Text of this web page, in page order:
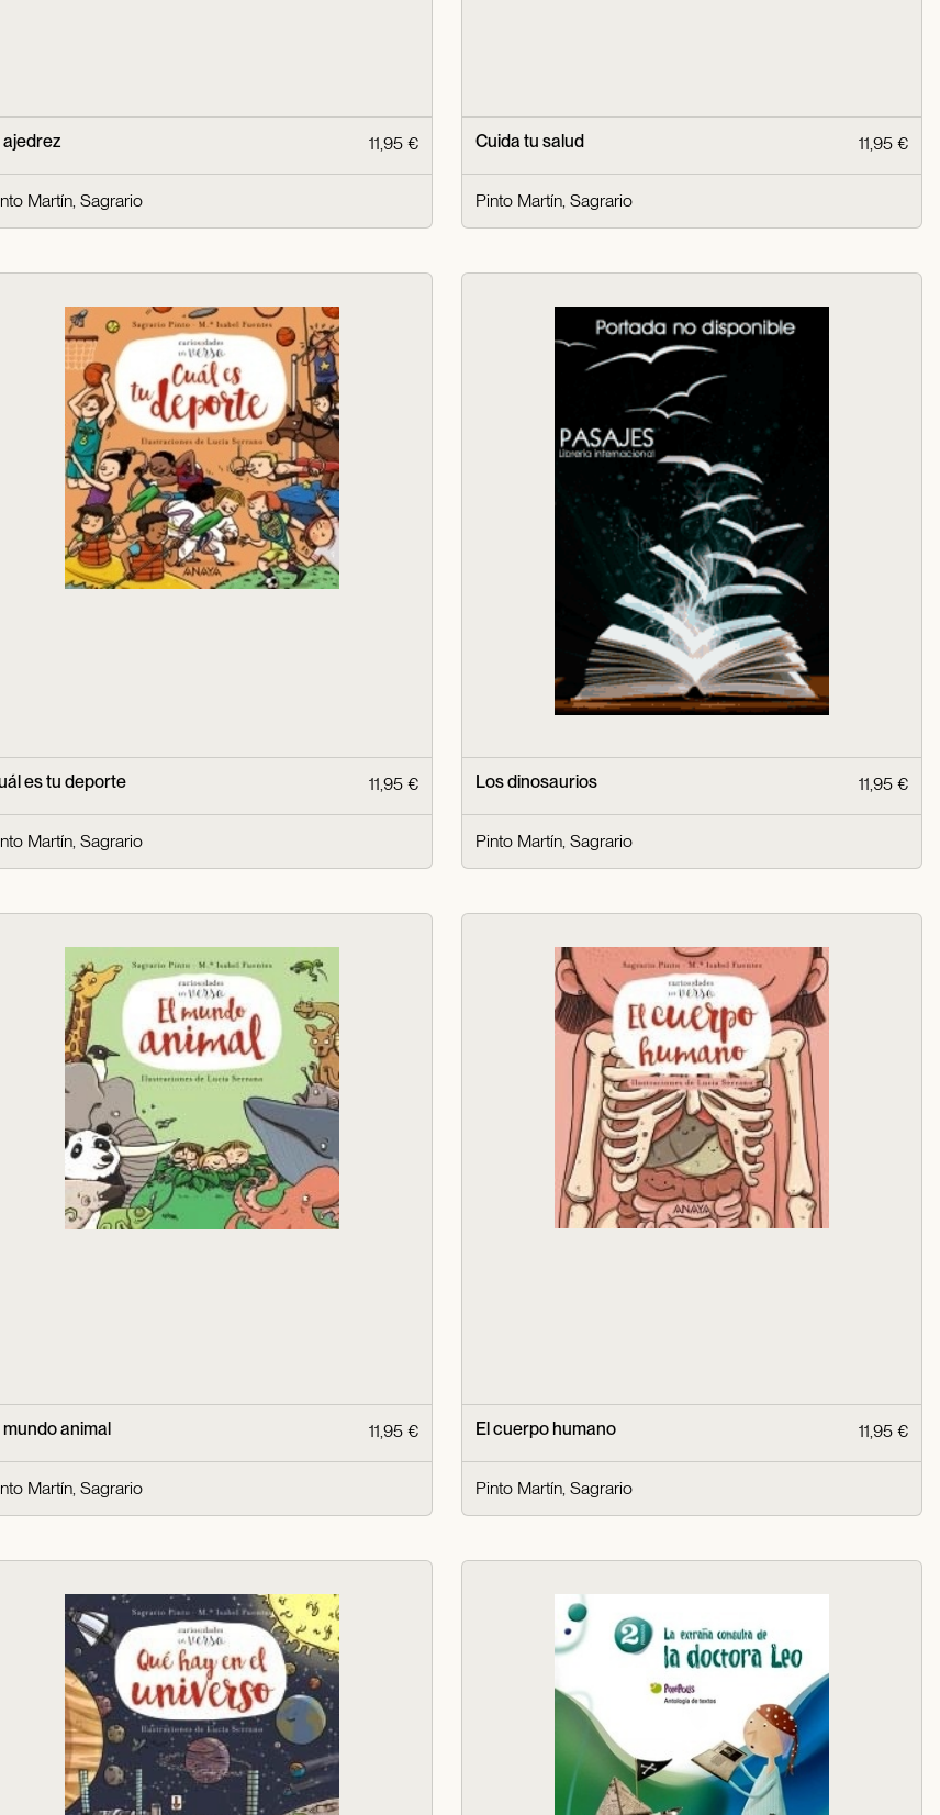
ajedrez 11,95 €
Martín, Sagrario
Cuida tu salud 11,95 €
Pinto Martín, Sagrario
es tu deporte 11,95 €
Martín, Sagrario
Los dinosaurios 11,95 €
Pinto Martín, Sagrario
mundo animal 11,95 €
Martín, Sagrario
El cuerpo humano 11,95 €
Pinto Martín, Sagrario